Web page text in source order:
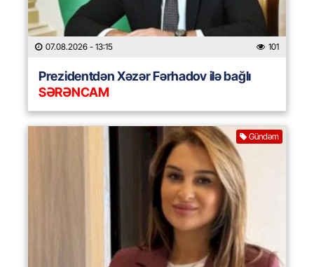
07.08.2026 - 13:15 101
Prezidentdən Xəzər Fərhadov ilə bağlı
SƏRƏNCAM
Gündəm